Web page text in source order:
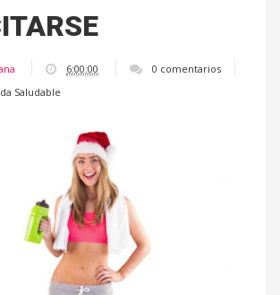
6:00:00
0 comentarios
Saludable